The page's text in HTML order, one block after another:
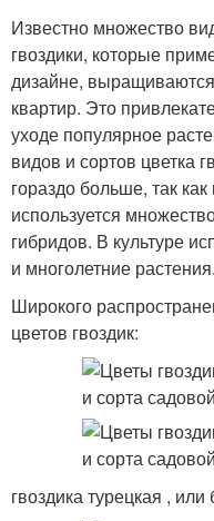
Известно множество
гвоздики, которые
дизайне,
квартир. Это
уходе популярное
видов и сортов цветка
гораздо больше, так
используется
гибридов. В культуре
и многолетние растения.
Широкого
цветов гвоздик:
гвоздика турецкая , или